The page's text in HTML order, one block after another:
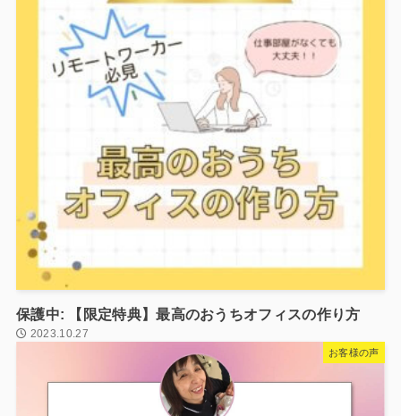
保護中: 【限定特典】最高のおうちオフィスの作り方
2023.10.27
お客様の声